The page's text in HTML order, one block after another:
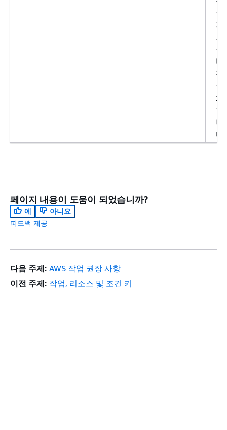
성
화
는
비
활
성
화
합
니
다.
페이지 내용이 도움이 되었습니까?
예
아니요
피드백 제공
다음 주제: AWS 작업 권장 사항
이전 주제: 작업, 리소스 및 조건 키